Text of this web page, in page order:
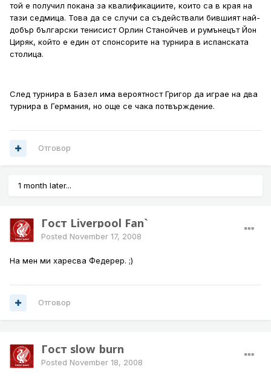
той е получил покана за квалификациите, които са в края на
тази седмица. Това да се случи са съдействали бившият най-
добър български тенисист Орлин Станойчев и румънецът Йон
Циряк, който е един от спонсорите на турнира в испанската
столица.
След турнира в Базел има вероятност Григор да играе на два
турнира в Германия, но още се чака потвърждение.
Отговор
1 month later...
Гост Liverpool Fan`
Posted November 17, 2008
На мен ми харесва Федерер. ;)
Отговор
Гост slow_burn
Posted November 18, 2008